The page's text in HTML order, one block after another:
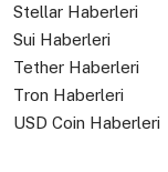
Stellar Haberleri
Sui Haberleri
Tether Haberleri
Tron Haberleri
USD Coin Haberleri